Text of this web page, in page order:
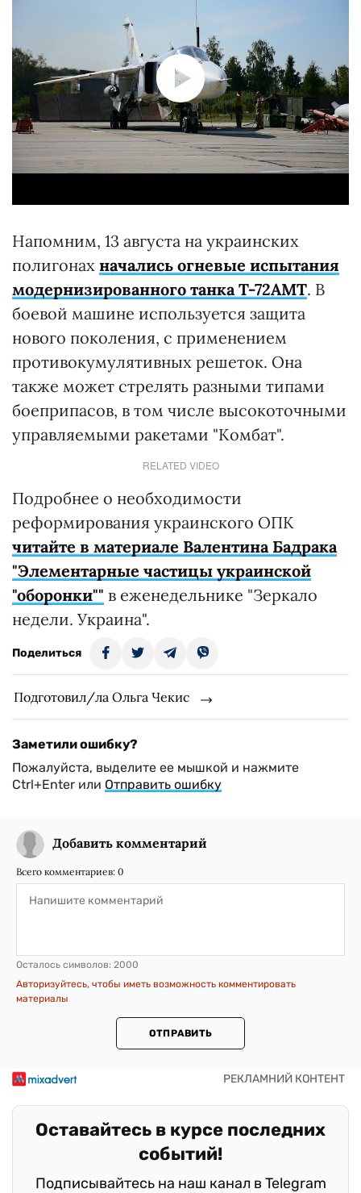
Напомним, 13 августа на украинских
полигонах начались огневые испытания
модернизированного танка Т-72АМТ. В
боевой машине используется защита
нового поколения, с применением
противокумулятивных решеток. Она
также может стрелять разными типами
боеприпасов, в том числе высокоточными
управляемыми ракетами "Комбат".
RELATED VIDEO
Подробнее о необходимости
реформирования украинского ОПК
читайте в материале Валентина Бадрака
"Элементарные частицы украинской
"оборонки"" в еженедельнике "Зеркало
недели. Украина".
Поделиться
Подготовил/ла Ольга Чекис
Заметили ошибку?
Пожалуйста, выделите ее мышкой и нажмите
Ctrl+Enter или Отправить ошибку
Добавить комментарий
Всего комментариев: 0
Осталось символов: 2000
Авторизуйтесь, чтобы иметь возможность комментировать
материалы
ОТПРАВИТЬ
Оставайтесь в курсе последних
событий!
Подписывайтесь на наш канал в Telegram